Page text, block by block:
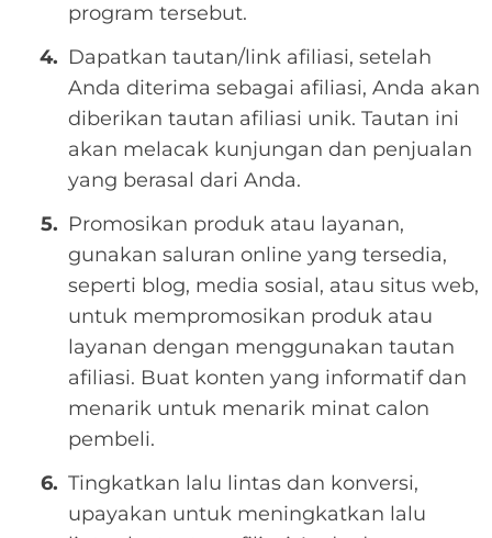
program tersebut.
Dapatkan tautan/link afiliasi, setelah
Anda diterima sebagai afiliasi, Anda akan
diberikan tautan afiliasi unik. Tautan ini
akan melacak kunjungan dan penjualan
yang berasal dari Anda.
Promosikan produk atau layanan,
gunakan saluran online yang tersedia,
seperti blog, media sosial, atau situs web,
untuk mempromosikan produk atau
layanan dengan menggunakan tautan
afiliasi. Buat konten yang informatif dan
menarik untuk menarik minat calon
pembeli.
Tingkatkan lalu lintas dan konversi,
upayakan untuk meningkatkan lalu